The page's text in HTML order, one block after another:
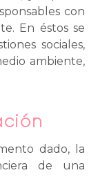
con
En éstos se
sociales,
ambiente,
dado, la
de una